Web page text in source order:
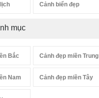
Cảnh biển đẹp
mục
Bắc Cảnh đẹp miền Trung
Nam Cảnh đẹp miền Tây